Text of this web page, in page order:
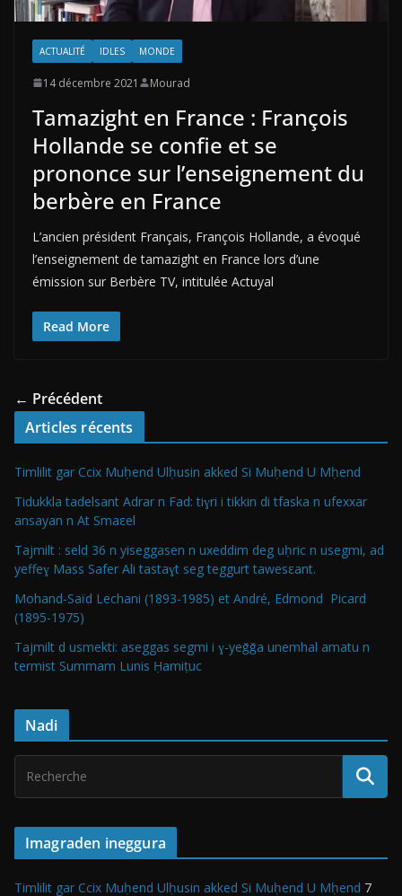
ACTUALITÉ IDLES MONDE
14 décembre 2021 Mourad
Tamazight en France : François
Hollande se confie et se
prononce sur l’enseignement du
berbère en France
L’ancien président Français, François Hollande, a évoqué
l’enseignement de tamazight en France lors d’une
émission sur Berbère TV, intitulée Actuyal
Read More
← Précédent
Articles récents
Timlilit gar Ccix Muḥend Ulḥusin akked Si Muḥend U Mḥend
Tidukkla tadelsant Adrar n Fad: tiɣri i tikkin di tfaska n ufexxar
ansayan n At Smaεel
Tajmilt : seld 36 n yiseggasen n uxeddim deg uḥric n usegmi, ad
yeffeɣ Mass Safer Ali tastaɣt seg teggurt tawesεant.
Mohand-Saïd Lechani (1893-1985) et André, Edmond Picard
(1895-1975)
Tajmilt d usmekti: aseggas segmi i ɣ-yeǧǧa unemhal amatu n
termist Summam Lunis Ḥamiṭuc
Nadi
Imagraden ineggura
Timlilit gar Ccix Muḥend Ulḥusin akked Si Muḥend U Mḥend 7